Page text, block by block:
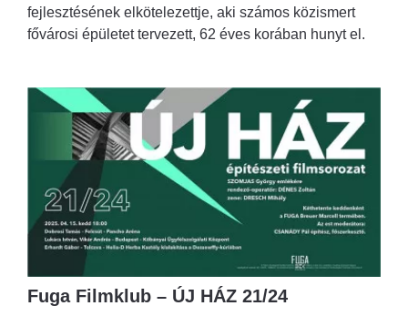
fejlesztésének elkötelezettje, aki számos közismert
fővárosi épületet tervezett, 62 éves korában hunyt el.
Fuga Filmklub – ÚJ HÁZ 21/24